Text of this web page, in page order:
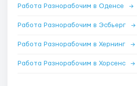
Работа Разнорабочим в Оденсе →
Работа Разнорабочим в Эсбьерг →
Работа Разнорабочим в Хернинг →
Работа Разнорабочим в Хорсенс →